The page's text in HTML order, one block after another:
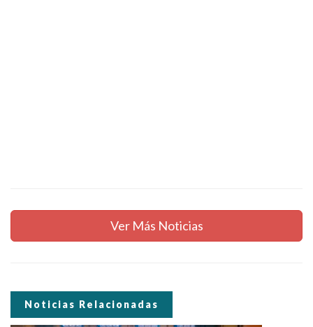
Ver Más Noticias
Noticias Relacionadas